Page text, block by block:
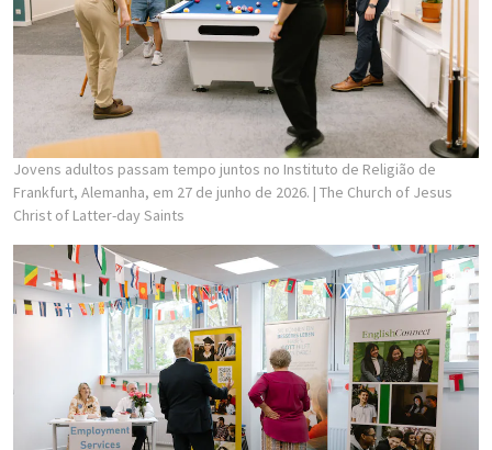
Jovens adultos passam tempo juntos no Instituto de Religião de
Frankfurt, Alemanha, em 27 de junho de 2026. | The Church of Jesus
Christ of Latter-day Saints